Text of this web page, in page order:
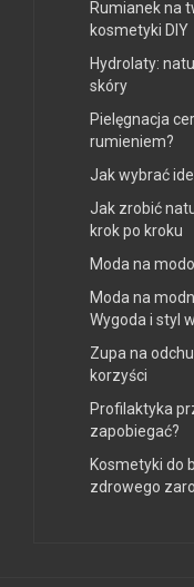
Rumianek na
kosmetyki DIY
Hydrolaty:
skóry
Pielęgnacja
rumieniem?
Jak wybrać
Jak zrobić
krok po kroku
Moda na
Moda na
Wygoda i styl
Zupa na
korzyści
Profilaktyka
zapobiegać?
Kosmetyki do
zdrowego